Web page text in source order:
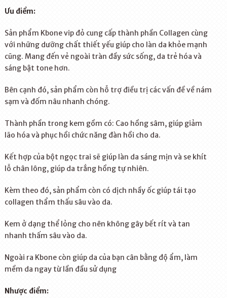
Ưu điểm:
Sản phẩm Kbone vip đỏ cung cấp thành phần Collagen cùng
với những dưỡng chất thiết yếu giúp cho làn da khỏe mạnh
cũng. Mang đến vẻ ngoài tràn đầy sức sống, da trẻ hóa và
sáng bật tone hơn.
Bên cạnh đó, sản phẩm còn hỗ trợ điều trị các vấn đề về nám
sạm và đốm nâu nhanh chóng.
Thành phần trong kem gồm có: Cao hồng sâm, giúp giảm
lão hóa và phục hồi chức năng đàn hồi cho da.
Kết hợp của bột ngọc trai sẽ giúp làn da sáng mịn và se khít
lỗ chân lông, giúp da trắng hồng tự nhiên.
Kèm theo đó, sản phẩm còn có dịch nhầy ốc giúp tái tạo
collagen thẩm thấu sâu vào da.
Kem ở dạng thể lỏng cho nên không gây bết rít và tan
nhanh thấm sâu vào da.
Ngoài ra Kbone còn giúp da của bạn cân bằng độ ẩm, làm
mềm da ngay từ lần đầu sử dụng
Nhược điểm: